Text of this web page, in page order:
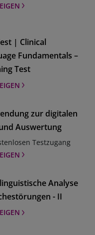
| Clinical
Fundamentals –
Test
zur digitalen
Auswertung
Testzugang
Analyse
- II